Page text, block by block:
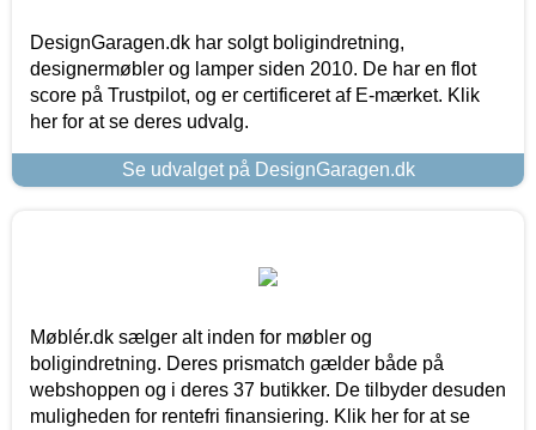
DesignGaragen.dk har solgt boligindretning,
designermøbler og lamper siden 2010. De har en flot
score på Trustpilot, og er certificeret af E-mærket. Klik
her for at se deres udvalg.
Se udvalget på DesignGaragen.dk
Møblér.dk sælger alt inden for møbler og
boligindretning. Deres prismatch gælder både på
webshoppen og i deres 37 butikker. De tilbyder desuden
muligheden for rentefri finansiering. Klik her for at se